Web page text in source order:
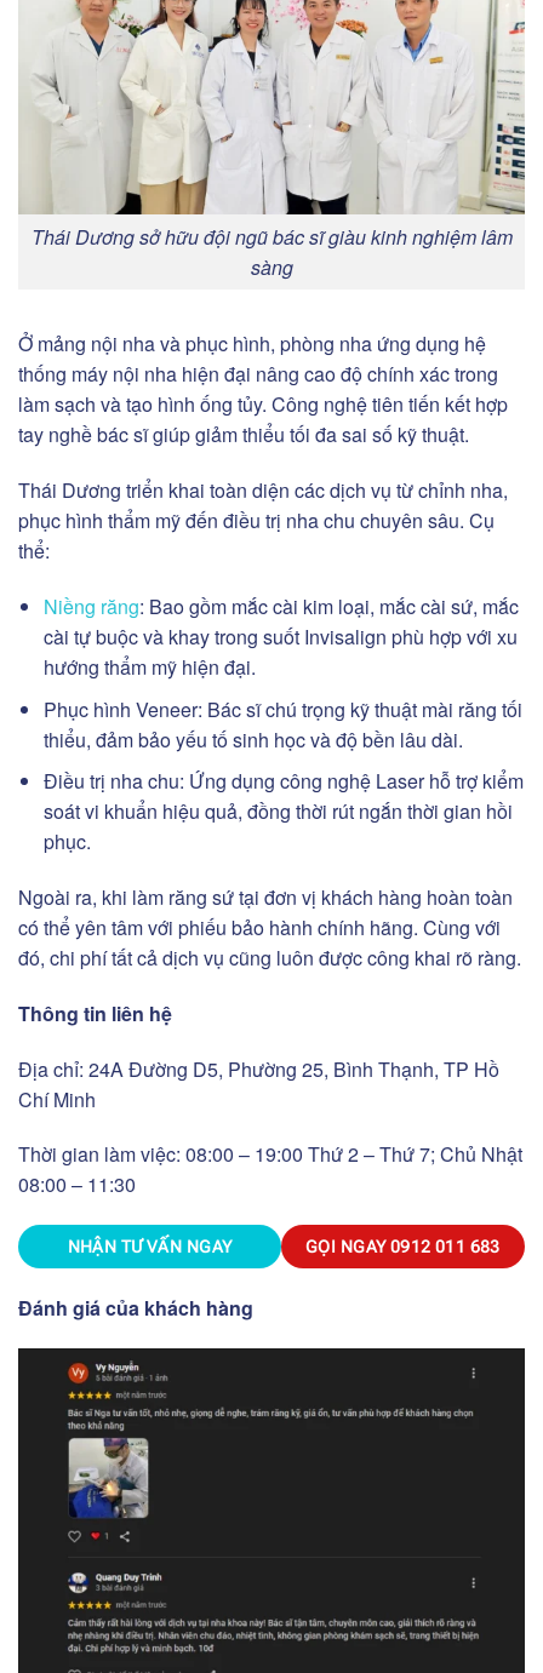
Thái Dương sở hữu đội ngũ bác sĩ giàu kinh nghiệm lâm
sàng
Ở mảng nội nha và phục hình, phòng nha ứng dụng hệ
thống máy nội nha hiện đại nâng cao độ chính xác trong
làm sạch và tạo hình ống tủy. Công nghệ tiên tiến kết hợp
tay nghề bác sĩ giúp giảm thiểu tối đa sai số kỹ thuật.
Thái Dương triển khai toàn diện các dịch vụ từ chỉnh nha,
phục hình thẩm mỹ đến điều trị nha chu chuyên sâu. Cụ
thể:
Niềng răng: Bao gồm mắc cài kim loại, mắc cài sứ, mắc
cài tự buộc và khay trong suốt Invisalign phù hợp với xu
hướng thẩm mỹ hiện đại.
Phục hình Veneer: Bác sĩ chú trọng kỹ thuật mài răng tối
thiểu, đảm bảo yếu tố sinh học và độ bền lâu dài.
Điều trị nha chu: Ứng dụng công nghệ Laser hỗ trợ kiểm
soát vi khuẩn hiệu quả, đồng thời rút ngắn thời gian hồi
phục.
Ngoài ra, khi làm răng sứ tại đơn vị khách hàng hoàn toàn
có thể yên tâm với phiếu bảo hành chính hãng. Cùng với
đó, chi phí tất cả dịch vụ cũng luôn được công khai rõ ràng.
Thông tin liên hệ
Địa chỉ: 24A Đường D5, Phường 25, Bình Thạnh, TP Hồ
Chí Minh
Thời gian làm việc: 08:00 – 19:00 Thứ 2 – Thứ 7; Chủ Nhật
08:00 – 11:30
NHẬN TƯ VẤN NGAY GỌI NGAY0912 011 683
Đánh giá của khách hàng